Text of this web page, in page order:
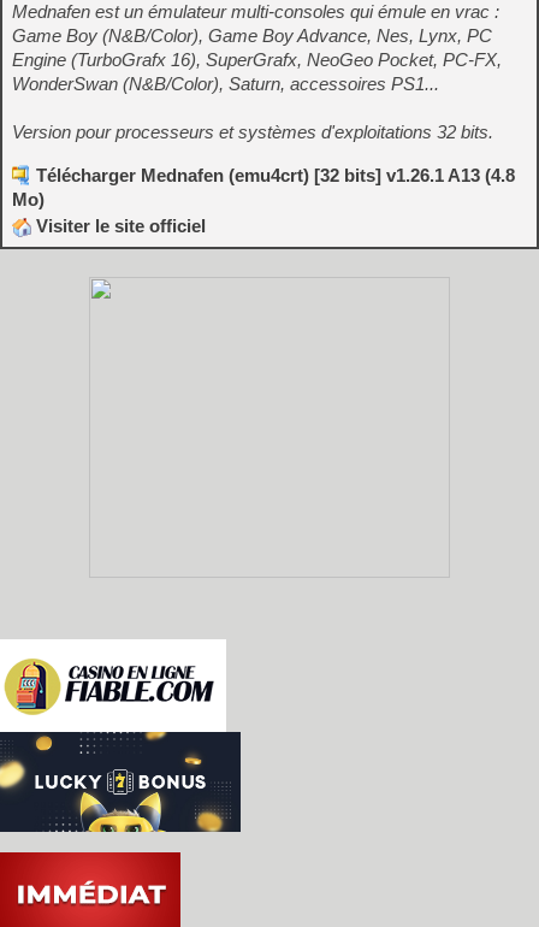
Mednafen est un émulateur multi-consoles qui émule en vrac :
Game Boy (N&B/Color), Game Boy Advance, Nes, Lynx, PC
Engine (TurboGrafx 16), SuperGrafx, NeoGeo Pocket, PC-FX,
WonderSwan (N&B/Color), Saturn, accessoires PS1...
Version pour processeurs et systèmes d'exploitations 32 bits.
Télécharger Mednafen (emu4crt) [32 bits] v1.26.1 A13 (4.8
Mo)
Visiter le site officiel